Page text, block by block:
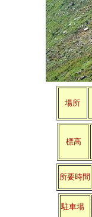
場所
標高
所要時間
駐車場